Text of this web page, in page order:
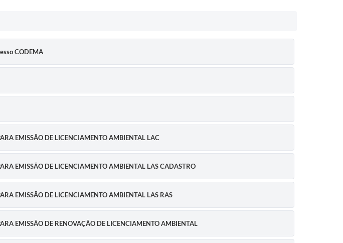
CODEMA
EMISSÃO DE LICENCIAMENTO AMBIENTAL LAC
EMISSÃO DE LICENCIAMENTO AMBIENTAL LAS CADASTRO
EMISSÃO DE LICENCIAMENTO AMBIENTAL LAS RAS
EMISSÃO DE RENOVAÇÃO DE LICENCIAMENTO AMBIENTAL